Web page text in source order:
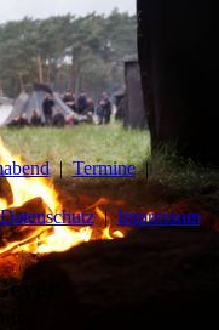
Termine
Datenschutz Impressum